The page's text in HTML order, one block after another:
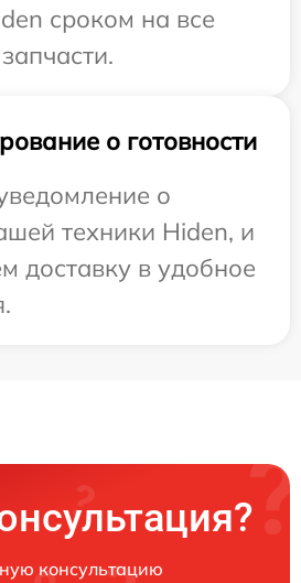
сроком на все
о готовности
о
техники Hiden, и
доставку в удобное
консультацию